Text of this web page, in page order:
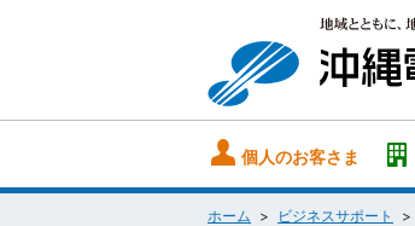
個人のお客さま
ホーム ビジネスサポート